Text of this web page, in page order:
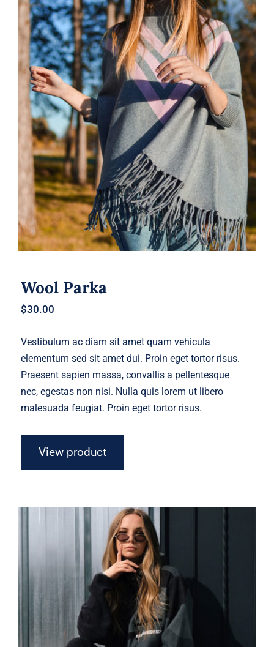
Wool Parka
Wool Parka
$30.00
Vestibulum ac diam sit amet quam vehicula
elementum sed sit amet dui. Proin eget tortor risus.
Praesent sapien massa, convallis a pellentesque
nec, egestas non nisi. Nulla quis lorem ut libero
malesuada feugiat. Proin eget tortor risus.
View product
Women Sport Kit